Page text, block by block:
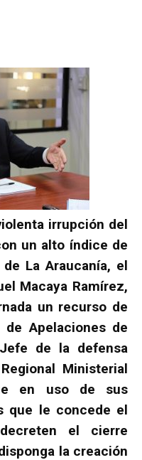
irrupción del
un alto índice de
La Araucanía, el
Macaya Ramírez,
un recurso de
Apelaciones de
de la defensa
Ministerial
en uso de sus
que le concede el
el cierre
la creación